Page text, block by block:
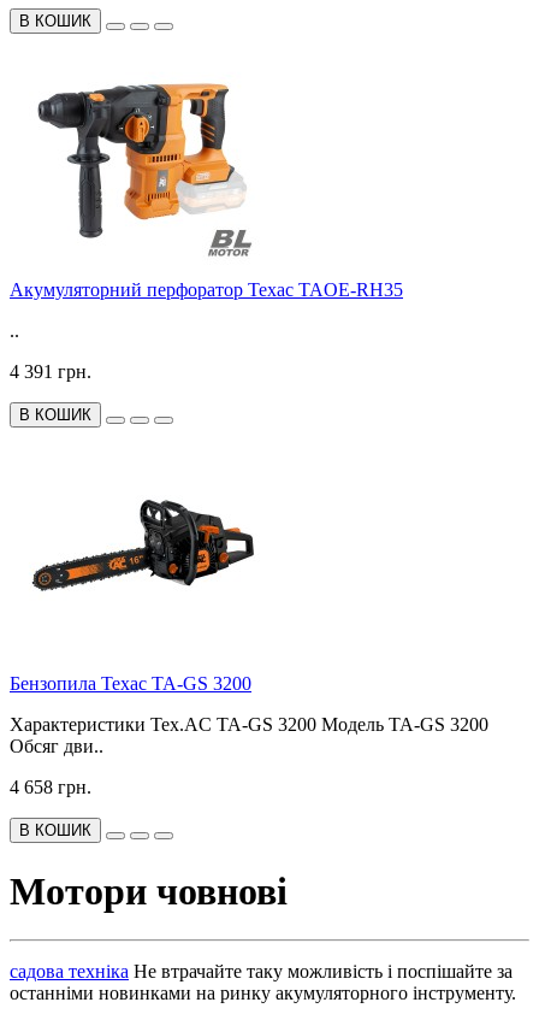
В КОШИК
Акумуляторний перфоратор Техас TAOE-RH35
..
4 391 грн.
В КОШИК
Бензопила Техас TA-GS 3200
Характеристики Tex.AC TA-GS 3200 Модель TA-GS 3200
Обсяг дви..
4 658 грн.
В КОШИК
Мотори човнові
садова техніка Не втрачайте таку можливість і поспішайте за
останніми новинками на ринку акумуляторного інструменту.